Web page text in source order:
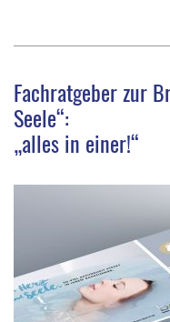
Fachratgeber zur
Seele“:
„alles in einer!“